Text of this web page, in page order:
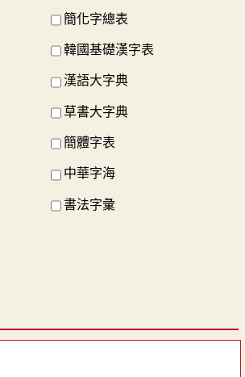
簡化字總表
韓國基礎漢字表
漢語大字典
草書大字典
簡體字表
中華字海
書法字彙